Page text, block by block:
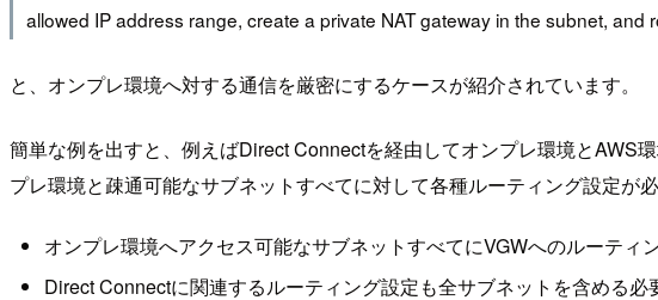
allowed IP address range, create a private NAT gateway in the subnet,
と、オンプレ環境へ対する通信を厳密にするケースが紹介されています。
簡単な例を出すと、例えばDirect Connectを経由してオンプレ環境とAWS
プレ環境と疎通可能なサブネットすべてに対して各種ルーティング設定が必
オンプレ環境へアクセス可能なサブネットすべてにVGWへのルーティ
Direct Connectに関連するルーティング設定も全サブネットを含める必